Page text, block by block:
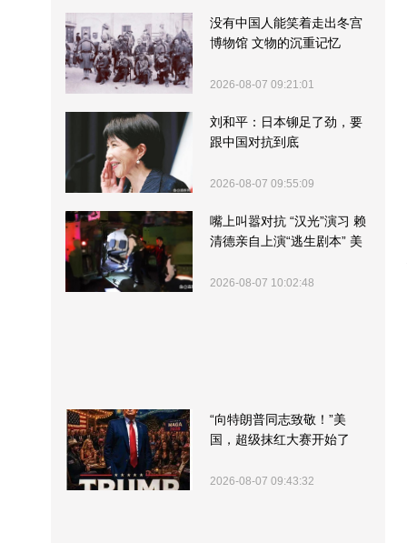
没有中国人能笑着走出冬宫
博物馆 文物的沉重记忆
2026-08-07 09:21:01
刘和平：日本铆足了劲，要
跟中国对抗到底
2026-08-07 09:55:09
嘴上叫嚣对抗 “汉光”演习 赖
清德亲自上演“逃生剧本” 美
2026-08-07 10:02:48
“向特朗普同志致敬！”美
国，超级抹红大赛开始了
2026-08-07 09:43:32